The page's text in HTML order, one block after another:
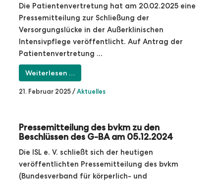
Die Patientenvertretung hat am 20.02.2025 eine
Pressemitteilung zur Schließung der
Versorgungslücke in der Außerklinischen
Intensivpflege veröffentlicht. Auf Antrag der
Patientenvertretung ...
Weiterlesen …
21. Februar 2025/Aktuelles
Pressemitteilung des bvkm zu den
Beschlüssen des G-BA am 05.12.2024
Die ISL e. V. schließt sich der heutigen
veröffentlichten Pressemitteilung des bvkm
(Bundesverband für körperlich- und